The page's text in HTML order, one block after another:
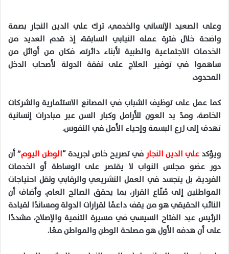
وعلى الصعيد الإنساني والخدمي، ترك علي الدين النجار بصمة
واضحة خلال فترة عمله النيابي السابقة، إذ قدم العديد من
الخدمات الاجتماعية والطبية لأبناء دائرته، فكان من أوائل من
ساهموا في توفير العلاج على نفقة الدولة لأصحاب الدخل
المحدود،
كما عمل على توظيف الشباب في المصانع الاستثمارية والشركات
الخاصة، ومدّ يد العون للأرامل وكبار السن عبر مبادرات إنسانية
تهدف إلى زرع البسمة وإحياء الأمل في النفوس.
ويؤكد علي الدين النجارفي تصريح خاص لجريدة “الوطن اليوم” أن
دور عضو مجلس النواب لا يقتصر على الوساطة أو الخدمات
الفردية، بل يتجسد في العمل التشريعي والرقابي ونقل احتياجات
المواطنين إلى صُنّاع القرار، بما يحقق الصالح العام. وأضاف أن
النائب الحقيقي هو من يقف داعمًا لقرارات الدولة ومساندًا لقيادة
الرئيس عبد الفتاح السيسي في مسيرة التنمية والإصلاح، مشددًا
على أن هدفه الأول هو مصلحة الوطن والمواطن معًا.